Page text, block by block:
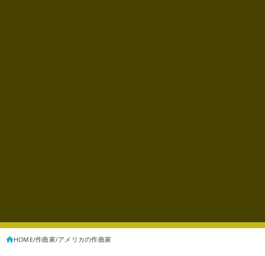
HOME 作曲家 アメリカの作曲家